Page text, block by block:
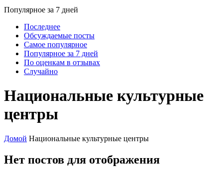
Популярное за 7 дней
Последнее
Обсуждаемые посты
Самое популярное
Популярное за 7 дней
По оценкам в отзывах
Случайно
Национальные культурные
центры
Домой Национальные культурные центры
Нет постов для отображения